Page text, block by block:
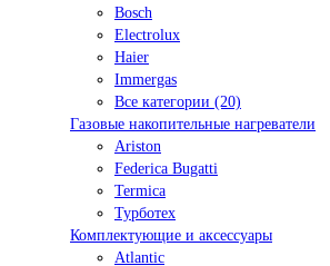
Bosсh
Electrolux
Haier
Immergas
Все категории (20)
Газовые накопительные нагреватели
Ariston
Federica Bugatti
Termica
Турботех
Комплектующие и аксессуары
Atlantic